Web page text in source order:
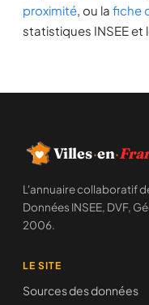
proximité, ou la fiche
statistiques INSEE et
Villes·en·
L'annuaire collaboratif
Données INSEE, DVF,
2006.
LE SITE
Sources des données